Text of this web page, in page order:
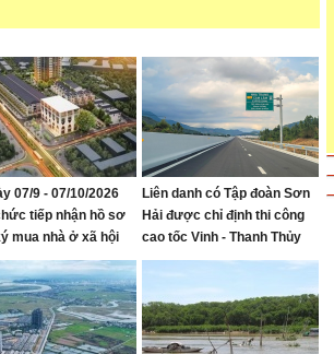
07/9 - 07/10/2026
tiếp nhận hồ sơ
mua nhà ở xã hội
nhà ở Mỹ Thượng,
Vinh Lộc
Liên danh có Tập đoàn Sơn
Hải được chỉ định thi công
cao tốc Vinh - Thanh Thủy